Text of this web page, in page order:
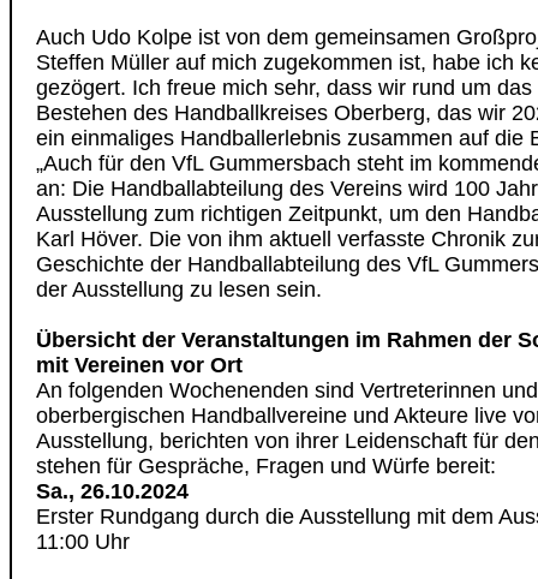
Auch Udo Kolpe ist von dem gemeinsamen
Steffen Müller auf mich zugekommen ist, habe ich
gezögert. Ich freue mich sehr, dass wir rund um
Bestehen des Handballkreises Oberberg, das wir
ein einmaliges Handballerlebnis zusammen auf die
„Auch für den VfL Gummersbach steht im
an: Die Handballabteilung des Vereins wird 100
Ausstellung zum richtigen Zeitpunkt, um den
Karl Höver. Die von ihm aktuell verfasste Chronik
Geschichte der Handballabteilung des VfL
der Ausstellung zu lesen sein.
Übersicht der Veranstaltungen im Rahmen der
mit Vereinen vor Ort
An folgenden Wochenenden sind Vertreterinnen
oberbergischen Handballvereine und Akteure live
Ausstellung, berichten von ihrer Leidenschaft für
stehen für Gespräche, Fragen und Würfe bereit:
Sa., 26.10.2024
Erster Rundgang durch die Ausstellung mit dem
11:00 Uhr